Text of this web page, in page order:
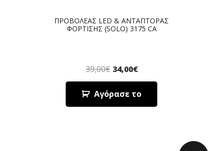
ΠΡΟΒΟΛΕΑΣ LED & ΑΝΤΑΠΤΟΡΑΣ
ΦΟΡΤΙΣΗΣ (SOLO) 3175 CA
39,00€ 34,00€
Αγόρασε το